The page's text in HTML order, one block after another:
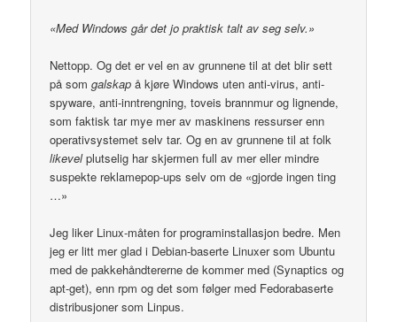
«Med Windows går det jo praktisk talt av seg selv.»
Nettopp. Og det er vel en av grunnene til at det blir sett
på somgalskap å kjøre Windows uten anti-virus, anti-
spyware, anti-inntrengning, toveis brannmur og lignende,
som faktisk tar mye mer av maskinens ressurser enn
operativsystemet selv tar. Og en av grunnene til at folk
likevelplutselig har skjermen full av mer eller mindre
suspekte reklamepop-ups selv om de «gjorde ingen ting
…»
Jeg liker Linux-måten for programinstallasjon bedre. Men
jeg er litt mer glad i Debian-baserte Linuxer som Ubuntu
med de pakkehåndtererne de kommer med (Synaptics og
apt-get), enn rpm og det som følger med Fedorabaserte
distribusjoner som Linpus.